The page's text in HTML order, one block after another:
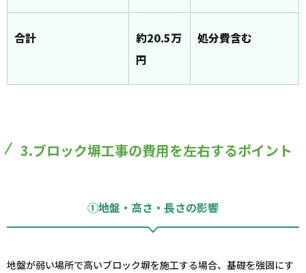
合計
約20.5万
円
処分費含む
3.ブロック塀工事の費用を左右するポイント
①地盤・高さ・長さの影響
地盤が弱い場所で高いブロック塀を施工する場合、基礎を強固にす